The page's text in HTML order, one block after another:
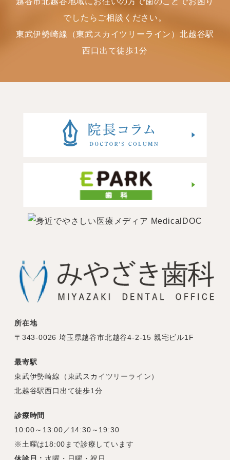
でしたらご相談ください。
東武伊勢崎線（東武スカイツリーライン）北越谷駅
西口出て徒歩1分
所在地
〒343-0026 埼玉県越谷市北越谷4-2-15 親宅ビル1F
最寄駅
東武伊勢崎線（東武スカイツリーライン）
北越谷駅西口出て徒歩1分
診療時間
10:00～13:00／14:30～19:30
※土曜は18:00まで診療しています